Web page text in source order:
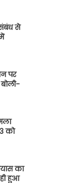
से
पर
को
का
हुआ